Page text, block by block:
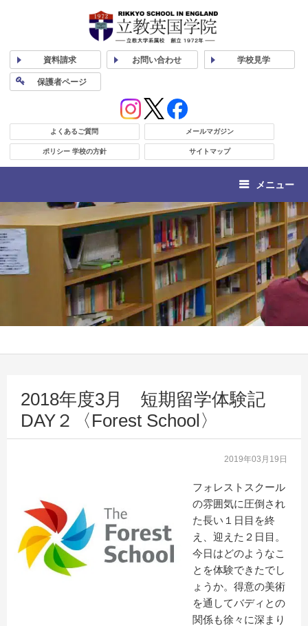
資料請求 お問い合わせ 学校見学
保護者ページ
よくあるご質問 メールマガジン
ポリシー 学校の方針 サイトマップ
メニュー
2018年度3月 短期留学体験記
DAY２〈Forest School〉
2019年03月19日
フォレストスクール
の雰囲気に圧倒され
た長い１日目を終
え、迎えた２日目。
今日はどのようなこ
とを体験できたでし
ょうか。得意の美術
を通してバディとの
関係も徐々に深まり